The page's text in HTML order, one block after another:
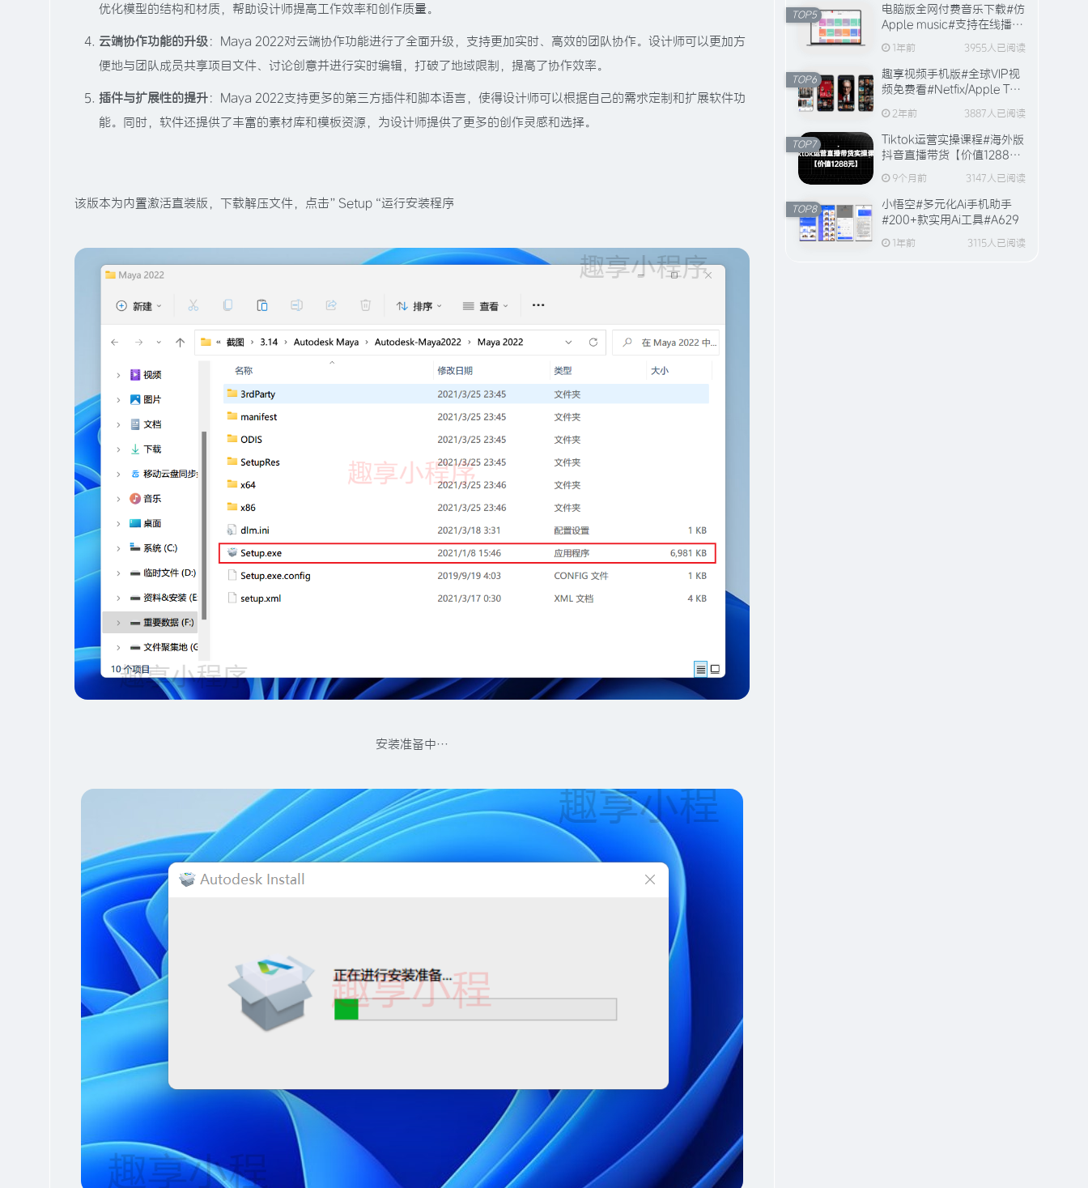
优化模型的结构和材质，帮助设计师提高工作效率和创作质量。
云端协作功能的升级：Maya 2022对云端协作功能进行了全面升级，支持更加实时、高效的团队协作。设计师可以更加方
便地与团队成员共享项目文件、讨论创意并进行实时编辑，打破了地域限制，提高了协作效率。
插件与扩展性的提升：Maya 2022支持更多的第三方插件和脚本语言，使得设计师可以根据自己的需求定制和扩展软件功
能。同时，软件还提供了丰富的素材库和模板资源，为设计师提供了更多的创作灵感和选择。
该版本为内置激活直装版，下载解压文件，点击”Setup“运行安装程序
安装准备中…
电脑版全网付费音乐下载#仿
Apple music#支持在线播放
与缓存#A631
1年前 3955人已阅读
TOP5
趣享视频手机版#全球VIP视
频免费看#Netfix/Apple TV
源】
2年前 3887人已阅读
TOP6
Tiktok运营实操课程#海外版
抖音直播带货【价值1288
9个月前 3147人已阅读
TOP7
小悟空#多元化Ai手机助手
#200+款实用Ai工具#A629
1年前 3115人已阅读
TOP8